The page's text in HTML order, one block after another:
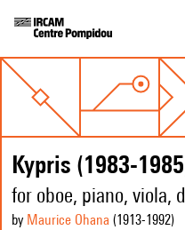
Kypris (1983-
for oboe, piano, viola,
by Maurice Ohana (1913-1992)